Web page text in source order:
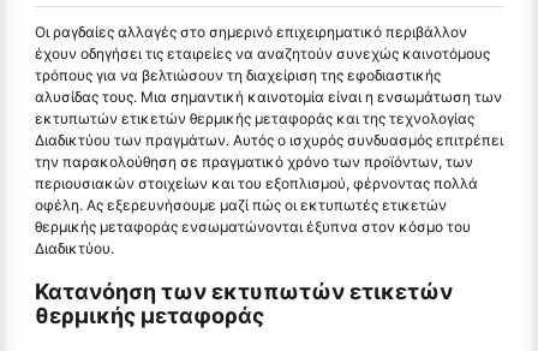
Οι ραγδαίες αλλαγές στο σημερινό επιχειρηματικό περιβάλλον
έχουν οδηγήσει τις εταιρείες να αναζητούν συνεχώς καινοτόμους
τρόπους για να βελτιώσουν τη διαχείριση της εφοδιαστικής
αλυσίδας τους. Μια σημαντική καινοτομία είναι η ενσωμάτωση των
εκτυπωτών ετικετών θερμικής μεταφοράς και της τεχνολογίας
Διαδικτύου των πραγμάτων. Αυτός ο ισχυρός συνδυασμός επιτρέπει
την παρακολούθηση σε πραγματικό χρόνο των προϊόντων, των
περιουσιακών στοιχείων και του εξοπλισμού, φέρνοντας πολλά
οφέλη. Ας εξερευνήσουμε μαζί πώς οι εκτυπωτές ετικετών
θερμικής μεταφοράς ενσωματώνονται έξυπνα στον κόσμο του
Διαδικτύου.
Κατανόηση των εκτυπωτών ετικετών
θερμικής μεταφοράς